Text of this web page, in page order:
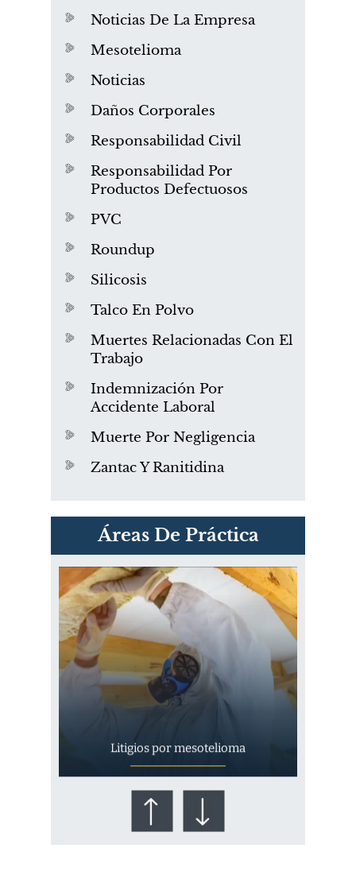
Noticias De La Empresa
Mesotelioma
Noticias
Daños Corporales
Responsabilidad Civil
Responsabilidad Por
Productos Defectuosos
PVC
Roundup
Silicosis
Talco En Polvo
Muertes Relacionadas Con El
Trabajo
Indemnización Por
Accidente Laboral
Muerte Por Negligencia
Zantac Y Ranitidina
Áreas De Práctica
PVC Cloruro de polivinilo
Exposición
Litigios por mesotelioma